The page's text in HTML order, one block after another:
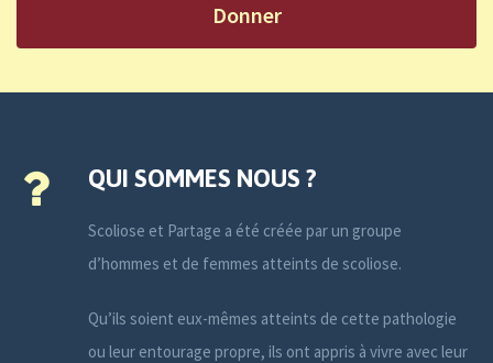
Donner
QUI SOMMES NOUS ?
Scoliose et Partage a été créée par un groupe
d’hommes et de femmes atteints de scoliose.
Qu’ils soient eux-mêmes atteints de cette pathologie
ou leur entourage propre, ils ont appris à vivre avec leur